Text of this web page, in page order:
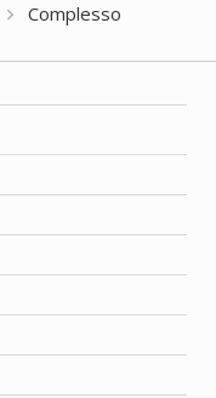
Complesso